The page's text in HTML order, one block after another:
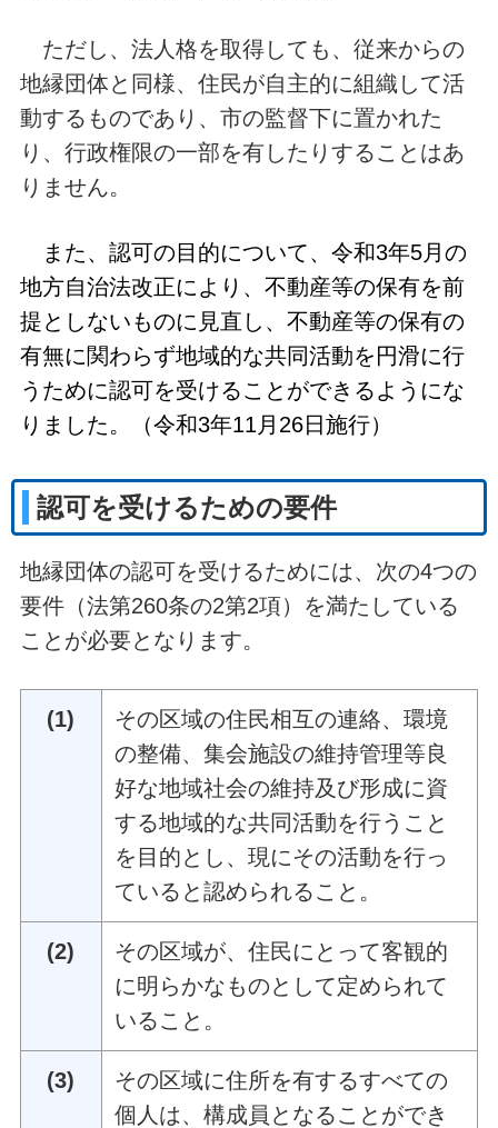
ただし、法人格を取得しても、従来からの
地縁団体と同様、住民が自主的に組織して活
動するものであり、市の監督下に置かれた
り、行政権限の一部を有したりすることはあ
りません。
また、認可の目的について、令和3年5月の
地方自治法改正により、不動産等の保有を前
提としないものに見直し、不動産等の保有の
有無に関わらず地域的な共同活動を円滑に行
うために認可を受けることができるようにな
りました。（令和3年11月26日施行）
認可を受けるための要件
地縁団体の認可を受けるためには、次の4つの
要件（法第260条の2第2項）を満たしている
ことが必要となります。
(1)
その区域の住民相互の連絡、環境
の整備、集会施設の維持管理等良
好な地域社会の維持及び形成に資
する地域的な共同活動を行うこと
を目的とし、現にその活動を行っ
ていると認められること。
(2)
その区域が、住民にとって客観的
に明らかなものとして定められて
いること。
(3)
その区域に住所を有するすべての
個人は、構成員となることができ